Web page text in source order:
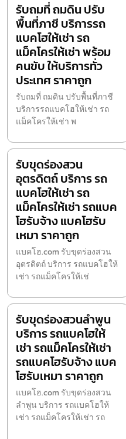
รับถมที่ ถมดิน ปรับ
พื้นที่ภาชี บริการรถ
แบคโฮให้เช่า รถ
แม็คโครให้เช่า พร้อม
คนขับ ให้บริการทั่ว
ประเทศ ราคาถูก
รับถมที่ ถมดิน ปรับพื้นที่ภาชี
บริการรถแบคโฮให้เช่า รถ
แม็คโครให้เช่า พ
รับขุดร่องสวน
อุตรดิตถ์ บริการ รถ
แบคโฮให้เช่า รถ
แม็คโครให้เช่า รถแบค
โฮรับจ้าง แบคโฮรับ
เหมา ราคาถูก
แบคโฮ.com รับขุดร่องสวน
อุตรดิตถ์ บริการ รถแบคโฮให้
เช่า รถแม็คโครให้เช่
รับขุดร่องสวนลำพูน
บริการ รถแบคโฮให้
เช่า รถแม็คโครให้เช่า
รถแบคโฮรับจ้าง แบค
โฮรับเหมา ราคาถูก
แบคโฮ.com รับขุดร่องสวน
ลำพูน บริการ รถแบคโฮให้
เช่า รถแม็คโครให้เช่า รถ